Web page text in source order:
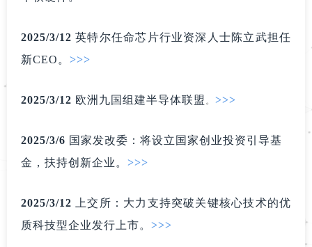
2025/3/12英特尔任命芯片行业资深人士陈立武担任
新CEO 。 >>>
2025/3/12 欧洲九国组建半导体联盟 。 >>>
2025/3/6 国家发改委：将设立国家创 业投资引导基
金，扶持创新企业。 >>>
2025/3/12
上交所：大力支持突破关键核心技术的优
质科技型企业发行上市。 >>>